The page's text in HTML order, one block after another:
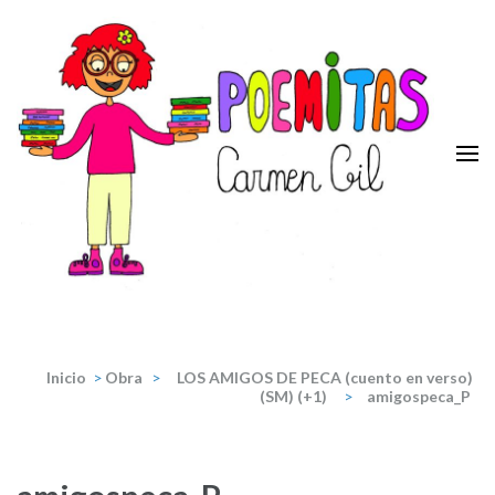
contenido
(presiona
tecla
Inicio > Obra >
LOS AMIGOS DE PECA (cuento en verso)
(SM) (+1)
> amigospeca_P